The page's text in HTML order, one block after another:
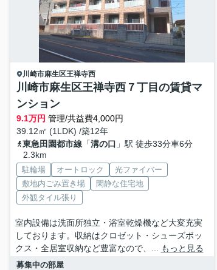
川崎市麻生区王禅寺西
川崎市麻生区王禅寺西７丁目の賃貸マ
ンション
9.1万円 管理/共益費4,000円
39.12㎡ (1LDK) /築12年
東急田園都市線「溝の口 」駅 徒歩33分車6分
2.3km
駐輪場 オートロック
光ファイバー
敷地内ごみ置き場
閑静な住宅地
外観タイル張り
室内設備は洗面所独立・浴室乾燥機など大変充実
しております。収納はクロゼット・シューズボッ
クス・全居室収納など豊富なので、...
もっと見る
募集中の部屋